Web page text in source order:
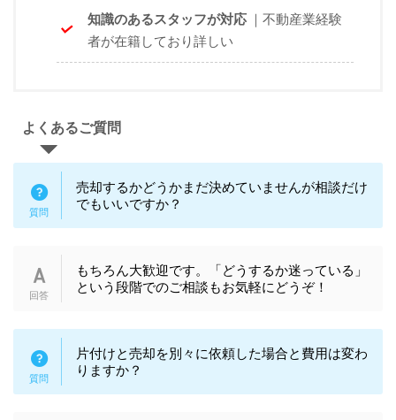
知識のあるスタッフが対応 ｜不動産業経験
者が在籍しており詳しい
よくあるご質問
売却するかどうかまだ決めていませんが相談だけ
でもいいですか？
もちろん大歓迎です。「どうするか迷っている」
という段階でのご相談もお気軽にどうぞ！
片付けと売却を別々に依頼した場合と費用は変わ
りますか？